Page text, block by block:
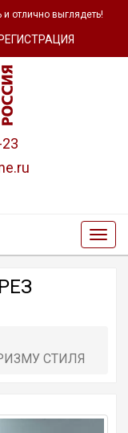
отлично выглядеть!
СТИЛЯ